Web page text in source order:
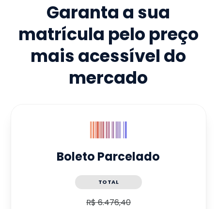
Garanta a sua
matrícula pelo preço
mais acessível do
mercado
Boleto Parcelado
TOTAL
R$ 6.476,40